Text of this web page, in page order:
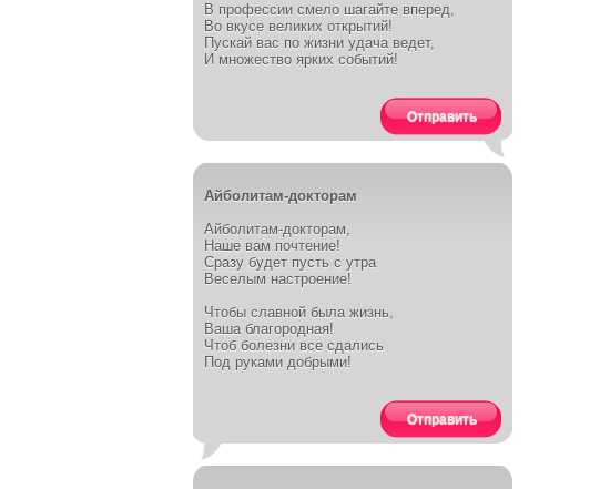
В профессии смело шагайте вперед,
Во вкусе великих открытий!
Пускай вас по жизни удача ведет,
И множество ярких событий!
Отправить
Айболитам-докторам
Айболитам-докторам,
Наше вам почтение!
Сразу будет пусть с утра
Веселым настроение!
Чтобы славной была жизнь,
Ваша благородная!
Чтоб болезни все сдались
Под руками добрыми!
Отправить